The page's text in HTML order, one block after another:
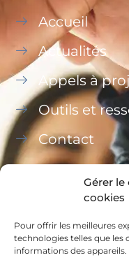
Gérer
cookies
Pour offrir les meilleures
technologies telles que les
informations des
Accueil
Actualités
Appels à
Outils et
Contact
Ce site a été financé
dans le cadre de la